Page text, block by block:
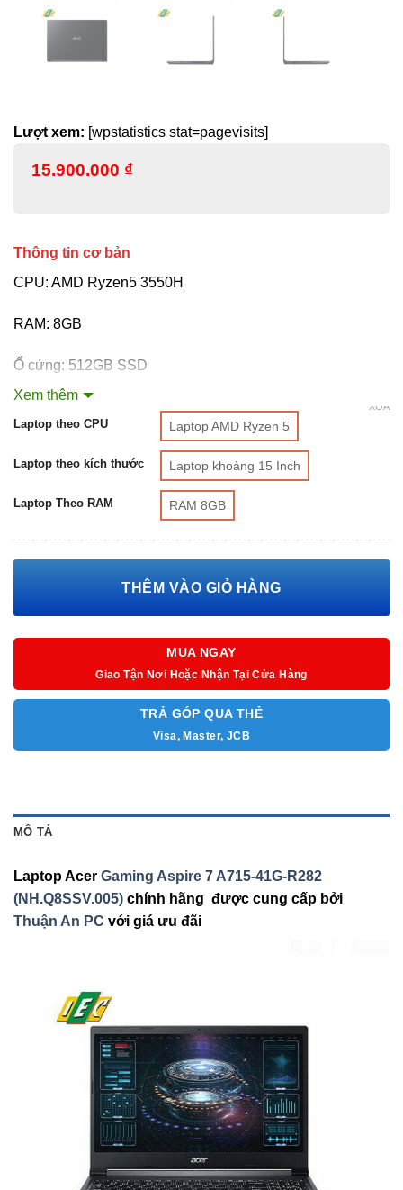
Lượt xem: [wpstatistics stat=pagevisits]
15.900.000 ₫
Thông tin cơ bản
CPU: AMD Ryzen5 3550H
RAM: 8GB
Ổ cứng: 512GB SSD
Màn hình: 15.6 inch FHD IPS
Xem thêm
Laptop theo CPU Laptop AMD Ryzen 5
Laptop theo kích thước Laptop khoảng 15 Inch
Laptop Theo RAM RAM 8GB
XÓA
THÊM VÀO GIỎ HÀNG
MUA NGAY
Giao Tận Nơi Hoặc Nhận Tại Cửa Hàng
TRẢ GÓP QUA THẺ
Visa, Master, JCB
MÔ TẢ
Laptop Acer Gaming Aspire 7 A715-41G-R282
(NH.Q8SSV.005) chính hãng được cung cấp bởi
Thuận An PC với giá ưu đãi